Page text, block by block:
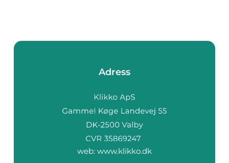
Adress
web: www.klikko.dk